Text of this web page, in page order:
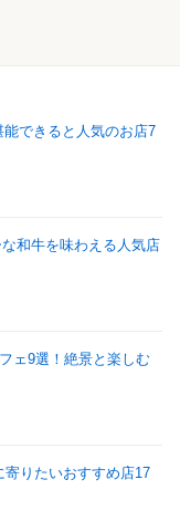
できると人気のお店7
和牛を味わえる人気店
ェ9選！絶景と楽しむ
りたいおすすめ店17